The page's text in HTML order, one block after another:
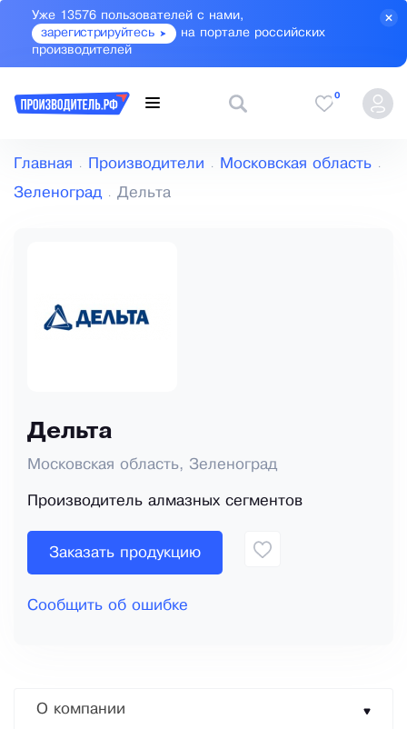
Уже 13576 пользователей с нами,
зарегистрируйтесь
на портале российских
производителей
0
Главная Производители Московская область
Зеленоград Дельта
Дельта
Московская область, Зеленоград
Производитель алмазных сегментов
Заказать продукцию
Сообщить об ошибке
О компании